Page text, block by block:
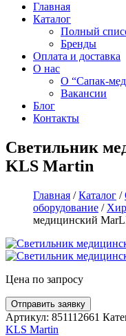
Главная
Каталог
Полный
Бренды
Оплата и доставка
О нас
О “Сапак-
Вакансии
Блог
Контакты
Светильник
KLS Martin
Главная /Каталог /
оборудование /
медицинский
Цена по запросу
Артикул: 851112661
KLS Martin